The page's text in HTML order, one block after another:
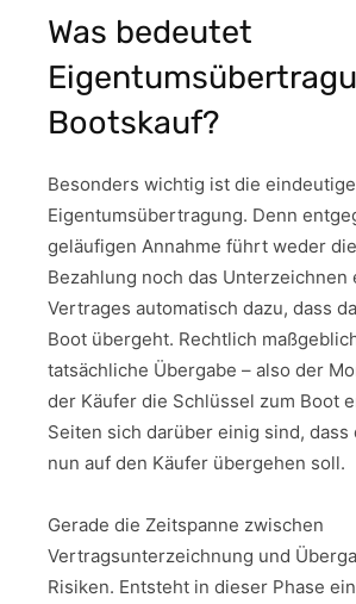
Was bedeutet
Bootskauf?
Besonders wichtig ist die
Eigentumsübertragung. Denn
geläufigen Annahme führt weder
Bezahlung noch das Unterzeichnen
Vertrages automatisch dazu, dass
Boot übergeht. Rechtlich
tatsächliche Übergabe – also der
der Käufer die Schlüssel zum Boot
Seiten sich darüber einig sind, dass
nun auf den Käufer übergehen soll.
Gerade die Zeitspanne zwischen
Vertragsunterzeichnung und
Risiken. Entsteht in dieser Phase